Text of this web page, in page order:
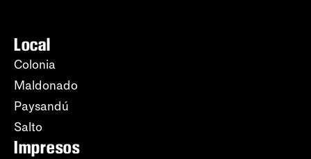
Local
Colonia
Maldonado
Paysandú
Salto
Impresos